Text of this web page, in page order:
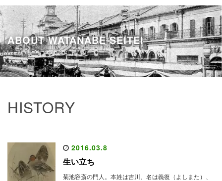
ABOUT WATANABE SEITEI
HISTORY
2016.03.8
生い立ち
菊池容斎の門人。本姓は吉川、名は義復（よしまた）、